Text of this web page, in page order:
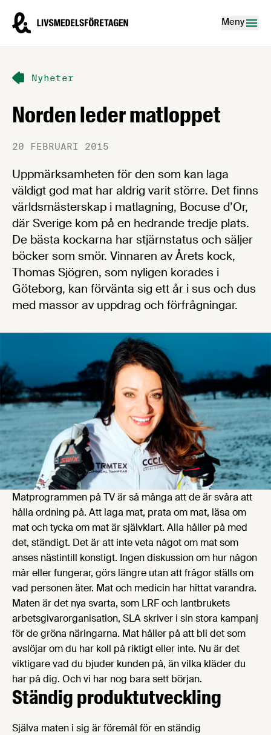
Livsmedelsföretagen – till startsidan
Meny
Nyheter
Norden leder matloppet
20 FEBRUARI 2015
Uppmärksamheten för den som kan laga
väldigt god mat har aldrig varit större. Det finns
världsmästerskap i matlagning, Bocuse d’Or,
där Sverige kom på en hedrande tredje plats.
De bästa kockarna har stjärnstatus och säljer
böcker som smör. Vinnaren av Årets kock,
Thomas Sjögren, som nyligen korades i
Göteborg, kan förvänta sig ett år i sus och dus
med massor av uppdrag och förfrågningar.
Matprogrammen på TV är så många att de är svåra att
hålla ordning på. Att laga mat, prata om mat, läsa om
mat och tycka om mat är självklart. Alla håller på med
det, ständigt. Det är att inte veta något om mat som
anses nästintill konstigt. Ingen diskussion om hur någon
mår eller fungerar, görs längre utan att frågor ställs om
vad personen äter. Mat och medicin har hittat varandra.
Maten är det nya svarta, som LRF och lantbrukets
arbetsgivarorganisation, SLA skriver i sin stora kampanj
för de gröna näringarna. Mat håller på att bli det som
avslöjar om du har koll på riktigt eller inte. Nu är det
viktigare vad du bjuder kunden på, än vilka kläder du
har på dig. Och vi har nog bara sett början.
Ständig produktutveckling
Själva maten i sig är föremål för en ständig